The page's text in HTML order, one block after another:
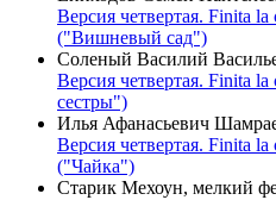
Версия четвертая. Finita
("Вишневый сад")
Соленый Василий
Версия четвертая. Finita
сестры")
Илья Афанасьевич
Версия четвертая. Finita
("Чайка")
Старик Мехоун, мелкий